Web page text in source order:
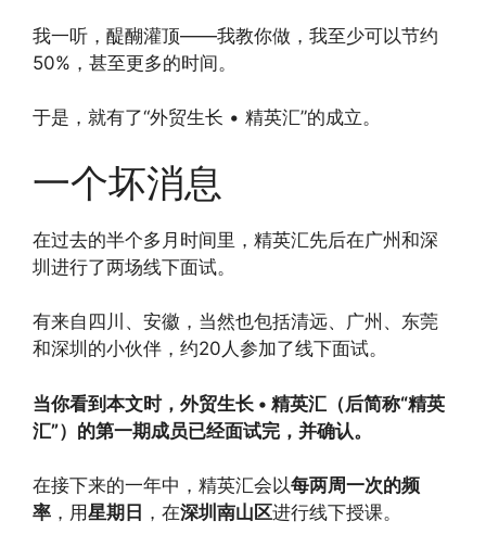
我一听，醍醐灌顶——我教你做，我至少可以节约
50%，甚至更多的时间。
于是，就有了“外贸生长 • 精英汇”的成立。
一个坏消息
在过去的半个多月时间里，精英汇先后在广州和深
圳进行了两场线下面试。
有来自四川、安徽，当然也包括清远、广州、东莞
和深圳的小伙伴，约20人参加了线下面试。
当你看到本文时，外贸生长 • 精英汇（后简称“精英
汇”）的第一期成员已经面试完，并确认。
在接下来的一年中，精英汇会以每两周一次的频
率 ，用星期日 ，在深圳南山区进行线下授课。